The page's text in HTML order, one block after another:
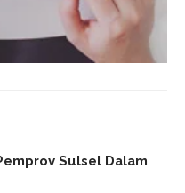
Sulsel Dalam